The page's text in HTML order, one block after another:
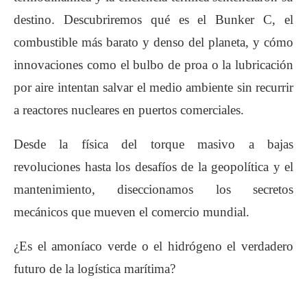
destino. Descubriremos qué es el Bunker C, el
combustible más barato y denso del planeta, y cómo
innovaciones como el bulbo de proa o la lubricación
por aire intentan salvar el medio ambiente sin recurrir
a reactores nucleares en puertos comerciales.
Desde la física del torque masivo a bajas
revoluciones hasta los desafíos de la geopolítica y el
mantenimiento, diseccionamos los secretos
mecánicos que mueven el comercio mundial.
¿Es el amoníaco verde o el hidrógeno el verdadero
futuro de la logística marítima?